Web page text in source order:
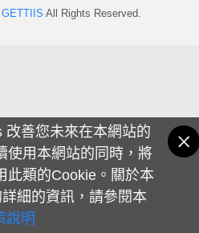
改善您未來在本網站的
使用本網站的同時，將
此類的Cookie。關於本
細的資訊，請參閱本
說明
All Rights Reserved.